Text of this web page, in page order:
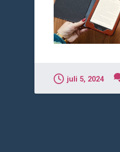
juli 5, 2024